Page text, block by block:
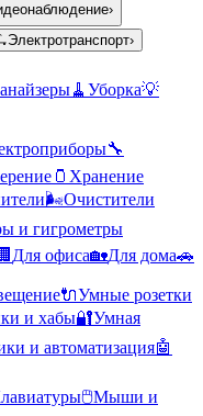
›
Электротранспорт›
🧹 Уборка💡
🔧
🫙 Хранение
🌬️Очистители
и гигрометры
Для офиса🏡Для дома🚗
🔌Умные розетки
и хабы🔐Умная
и автоматизация🤖
🖱️Мыши и